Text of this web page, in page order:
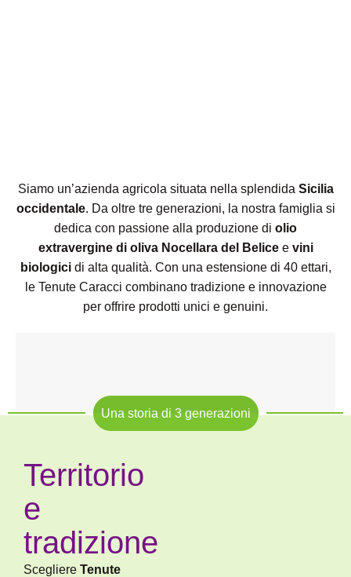
Siamo un’azienda agricola situata nella splendida Sicilia
occidentale. Da oltre tre generazioni, la nostra famiglia si
dedica con passione alla produzione di olio
extravergine di oliva Nocellara del Belicee vini
biologicidi alta qualità. Con una estensione di 40 ettari,
le Tenute Caracci combinano tradizione e innovazione
per offrire prodotti unici e genuini.
Una storia di 3 generazioni
Territorio
e
tradizione
Scegliere Tenute